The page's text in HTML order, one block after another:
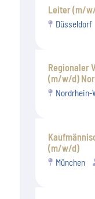
Leiter (m/
Düsseldorf
Regionaler
(m/w/d)
Nordrhein-
(m/w/d)
München